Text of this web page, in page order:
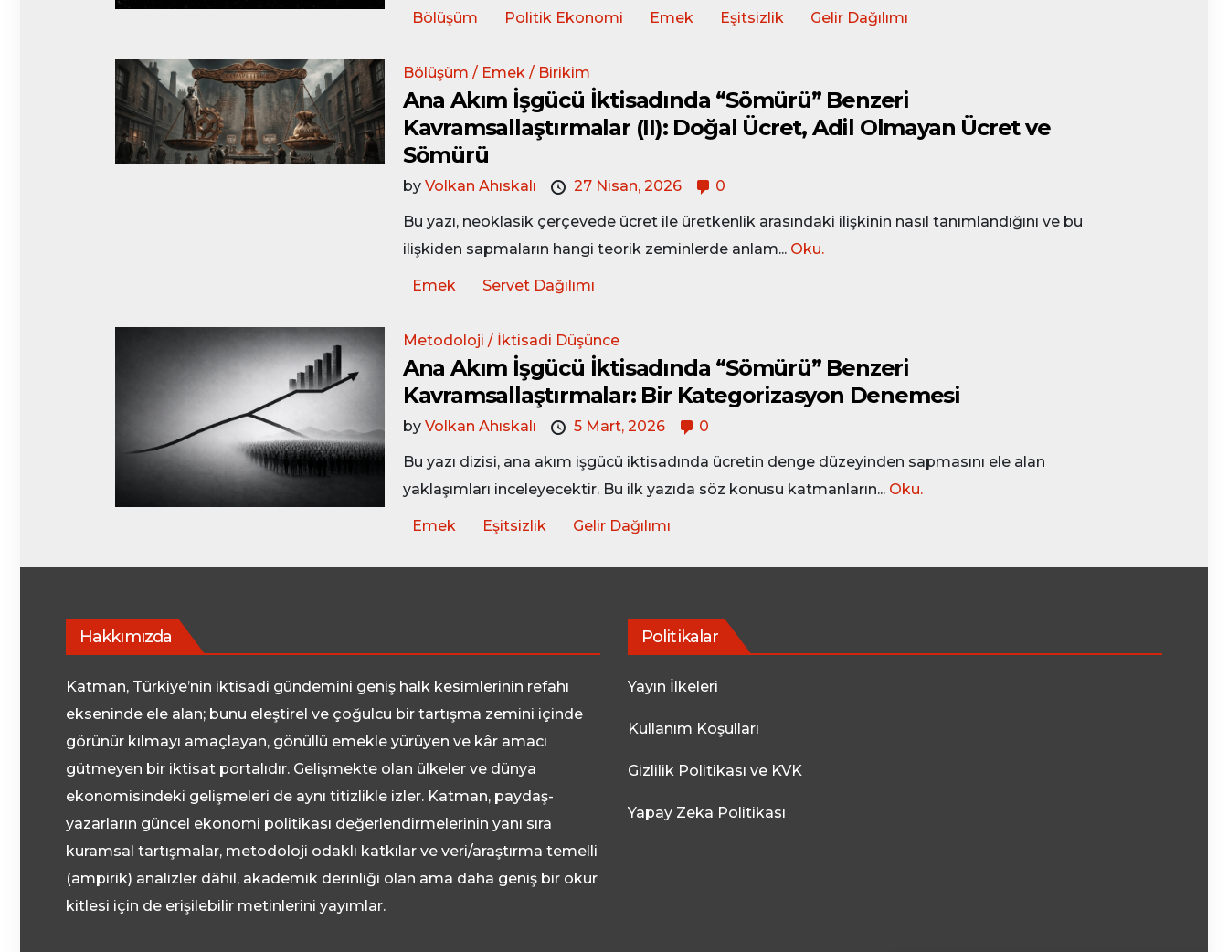
Bölüşüm Politik Ekonomi Emek Eşitsizlik Gelir Dağılımı
Bölüşüm / Emek / Birikim
Ana Akım İşgücü İktisadında “Sömürü” Benzeri
Kavramsallaştırmalar (II): Doğal Ücret, Adil Olmayan Ücret ve
Sömürü
by Volkan Ahıskalı 27 Nisan, 2026 0
Bu yazı, neoklasik çerçevede ücret ile üretkenlik arasındaki ilişkinin nasıl tanımlandığını ve bu
ilişkiden sapmaların hangi teorik zeminlerde anlam... Oku.
Emek Servet Dağılımı
Metodoloji / İktisadi Düşünce
Ana Akım İşgücü İktisadında “Sömürü” Benzeri
Kavramsallaştırmalar: Bir Kategorizasyon Denemesi
by Volkan Ahıskalı 5 Mart, 2026 0
Bu yazı dizisi, ana akım işgücü iktisadında ücretin denge düzeyinden sapmasını ele alan
yaklaşımları inceleyecektir. Bu ilk yazıda söz konusu katmanların... Oku.
Emek Eşitsizlik Gelir Dağılımı
Hakkımızda
Katman, Türkiye’nin iktisadi gündemini geniş halk kesimlerinin refahı
ekseninde ele alan; bunu eleştirel ve çoğulcu bir tartışma zemini içinde
görünür kılmayı amaçlayan, gönüllü emekle yürüyen ve kâr amacı
gütmeyen bir iktisat portalıdır. Gelişmekte olan ülkeler ve dünya
ekonomisindeki gelişmeleri de aynı titizlikle izler. Katman, paydaş-
yazarların güncel ekonomi politikası değerlendirmelerinin yanı sıra
kuramsal tartışmalar, metodoloji odaklı katkılar ve veri/araştırma temelli
(ampirik) analizler dâhil, akademik derinliği olan ama daha geniş bir okur
kitlesi için de erişilebilir metinlerini yayımlar.
Politikalar
Yayın İlkeleri
Kullanım Koşulları
Gizlilik Politikası ve KVK
Yapay Zeka Politikası